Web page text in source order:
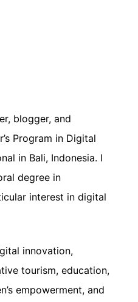
blogger, and
Program in Digital
in Bali, Indonesia. I
degree in
interest in digital
innovation,
tourism, education,
empowerment, and